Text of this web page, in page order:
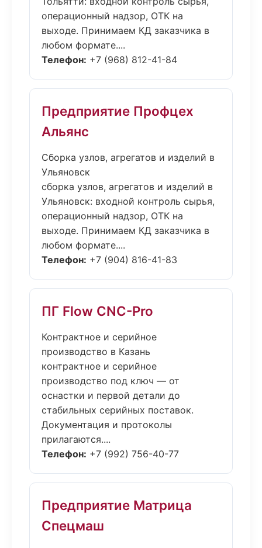
операционный надзор, ОТК на
выходе. Принимаем КД заказчика в
любом формате....
Телефон: +7 (968) 812-41-84
Предприятие Профцех
Альянс
Сборка узлов, агрегатов и изделий в
Ульяновск
сборка узлов, агрегатов и изделий в
Ульяновск: входной контроль сырья,
операционный надзор, ОТК на
выходе. Принимаем КД заказчика в
любом формате....
Телефон: +7 (904) 816-41-83
ПГ Flow CNC-Pro
Контрактное и серийное
производство в Казань
контрактное и серийное
производство под ключ — от
оснастки и первой детали до
стабильных серийных поставок.
Документация и протоколы
прилагаются....
Телефон: +7 (992) 756-40-77
Предприятие Матрица
Спецмаш